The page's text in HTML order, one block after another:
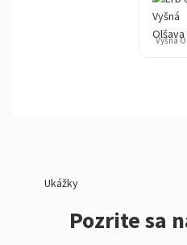
Vyšná
Ukážky
Pozrite sa